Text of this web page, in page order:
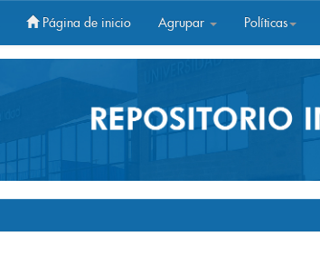
Página de inicio Agrupar Políticas